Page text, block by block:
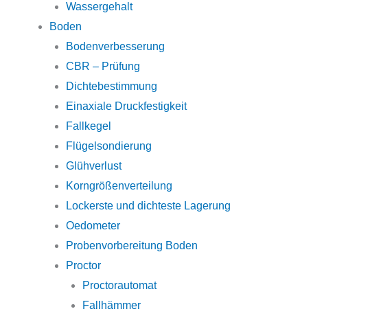
Wassergehalt
Boden
Bodenverbesserung
CBR – Prüfung
Dichtebestimmung
Einaxiale Druckfestigkeit
Fallkegel
Flügelsondierung
Glühverlust
Korngrößenverteilung
Lockerste und dichteste Lagerung
Oedometer
Probenvorbereitung Boden
Proctor
Proctorautomat
Fallhämmer